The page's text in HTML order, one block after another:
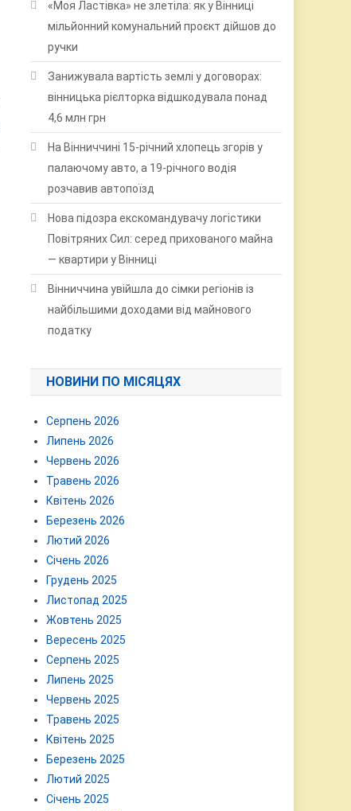
«Моя Ластівка» не злетіла: як у Вінниці
мільйонний комунальний проєкт дійшов до
ручки
Занижувала вартість землі у договорах:
вінницька рієлторка відшкодувала понад
4,6 млн грн
На Вінниччині 15-річний хлопець згорів у
палаючому авто, а 19-річного водія
розчавив автопоїзд
Нова підозра екскомандувачу логістики
Повітряних Сил: серед прихованого майна
— квартири у Вінниці
Вінниччина увійшла до сімки регіонів із
найбільшими доходами від майнового
податку
НОВИНИ ПО МІСЯЦЯХ
Серпень 2026
Липень 2026
Червень 2026
Травень 2026
Квітень 2026
Березень 2026
Лютий 2026
Січень 2026
Грудень 2025
Листопад 2025
Жовтень 2025
Вересень 2025
Серпень 2025
Липень 2025
Червень 2025
Травень 2025
Квітень 2025
Березень 2025
Лютий 2025
Січень 2025